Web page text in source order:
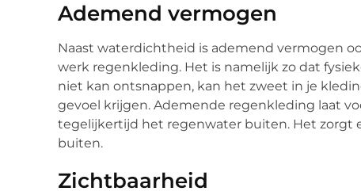
Ademend vermogen
Naast waterdichtheid is ademend vermogen
werk regenkleding. Het is namelijk zo dat
niet kan ontsnappen, kan het zweet in je
gevoel krijgen. Ademende regenkleding laat
tegelijkertijd het regenwater buiten. Het zorgt
buiten.
Zichtbaarheid